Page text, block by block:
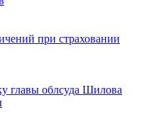
при страховании
главы облсуда Шилова